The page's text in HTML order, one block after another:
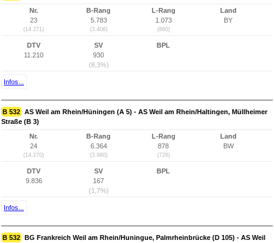
Nr.
23
(14.271)
B-Rang
5.783
(3.406)
L-Rang
1.073
(660)
Land
BY
DTV
11.210
SV
930
(8,3%)
BPL
Infos...
B 532 AS Weil am Rhein/Hüningen (A 5) - AS Weil am Rhein/Haltingen, Müllheimer
Straße (B 3)
Nr.
24
(14.270)
B-Rang
6.364
(3.980)
L-Rang
878
(728)
Land
BW
DTV
9.836
SV
167
(1,7%)
BPL
Infos...
B 532 BG Frankreich Weil am Rhein/Huningue, Palmrheinbrücke (D 105) - AS Weil